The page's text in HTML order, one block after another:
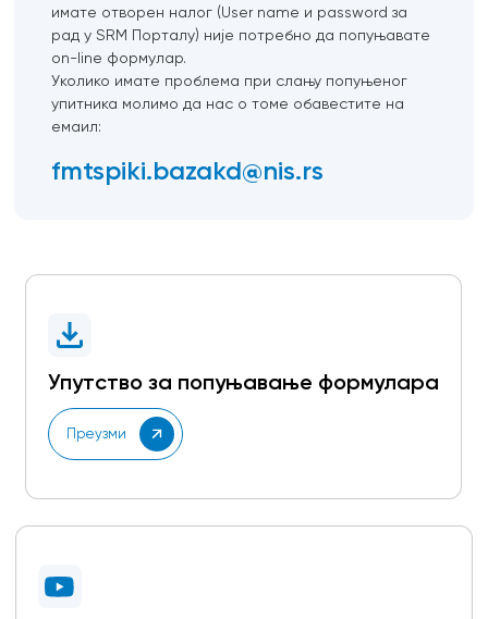
имате отворен налог (User name и password за
рад у SRM Порталу) није потребно да попуњавате
on-line формулар.
Уколико имате проблема при слању попуњеног
упитника молимо да нас о томе обавестите на
емаил:
fmtspiki.bazakd@nis.rs
Упутство за попуњавање формулара
Преузми